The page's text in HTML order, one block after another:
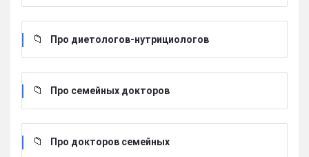
Про диетологов-нутрициологов
Про семейных докторов
Про докторов семейных